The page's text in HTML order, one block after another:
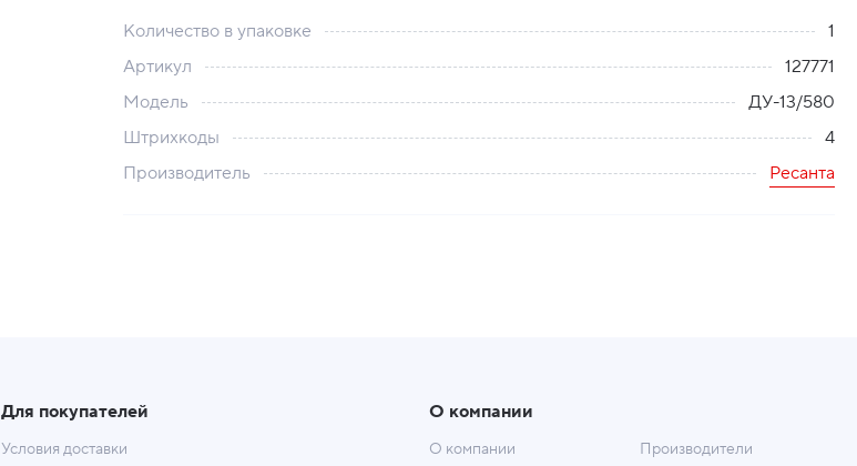
Количество в упаковке
1
Артикул
127771
Модель
ДУ-13/580
Штрихкоды
4
Производитель
Ресанта
Для покупателей
Условия доставки
О компании
О компании Производители